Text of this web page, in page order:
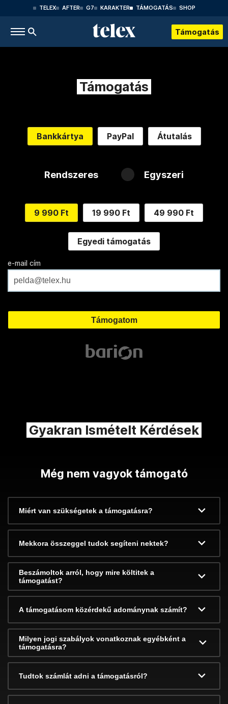
TELEX AFTER G7 KARAKTER TÁMOGATÁS SHOP
Támogatás
Támogatás
Bankkártya PayPal Átutalás
Rendszeres Egyszeri
9 990 Ft 19 990 Ft 49 990 Ft
Egyedi támogatás
e-mail cím
Gyakran Ismételt Kérdések
Még nem vagyok támogató
Miért van szükségetek a támogatásra?
Mekkora összeggel tudok segíteni nektek?
Beszámoltok arról, hogy mire költitek a
támogatást?
A támogatásom közérdekű adománynak számít?
Milyen jogi szabályok vonatkoznak egyébként a
támogatásra?
Tudtok számlát adni a támogatásról?